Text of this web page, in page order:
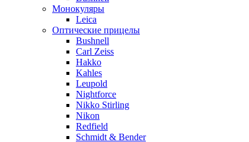
Монокуляры
Leica
Оптические прицелы
Bushnell
Carl Zeiss
Hakko
Kahles
Leupold
Nightforce
Nikko Stirling
Nikon
Redfield
Schmidt & Bender